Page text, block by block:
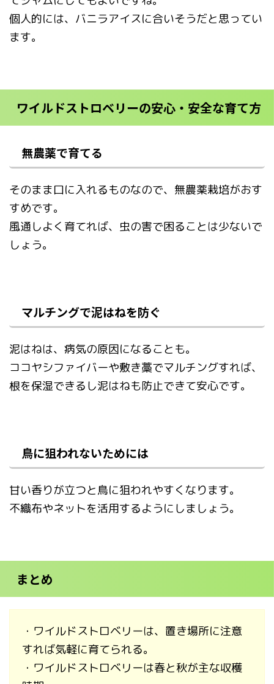
個人的には、バニラアイスに合いそうだと思ってい
ます。
ワイルドストロベリーの安心・安全な育て方
無農薬で育てる
そのまま口に入れるものなので、無農薬栽培がおす
すめです。
風通しよく育てれば、虫の害で困ることは少ないで
しょう。
マルチングで泥はねを防ぐ
泥はねは、病気の原因になることも。
ココヤシファイバーや敷き藁でマルチングすれば、
根を保湿できるし泥はねも防止できて安心です。
鳥に狙われないためには
甘い香りが立つと鳥に狙われやすくなります。
不織布やネットを活用するようにしましょう。
まとめ
・ワイルドストロベリーは、置き場所に注意
すれば気軽に育てられる。
・ワイルドストロベリーは春と秋が主な収穫